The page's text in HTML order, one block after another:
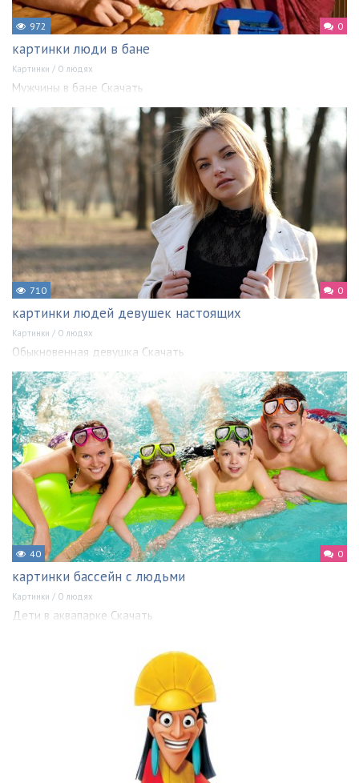
972 0
картинки люди в бане
Картинки / О людях
Мужчины в бане Скачать
710 0
картинки людей девушек настоящих
Картинки / О людях
Обыкновенная девушка Скачать
40 0
картинки бассейн с людьми
Картинки / О людях
Дети в аквапарке Скачать